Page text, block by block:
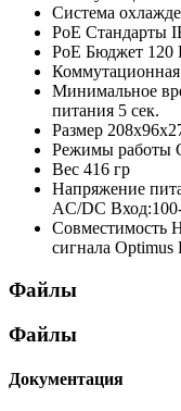
Система
PoE Стандарты
PoE Бюджет 120
Коммутационная
Минимальное
питания 5 сек.
Размер
Режимы работы
Вес 416 гр
Напряжение
AC/DC
Совместимость
сигнала Optimus
Файлы
Файлы
Документация